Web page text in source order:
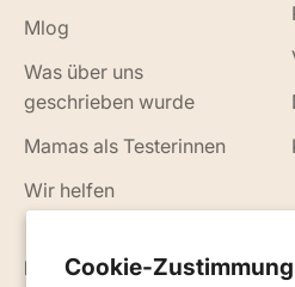
Cookie-Zustimmung
Mlog
Was über uns
geschrieben wurde
Mamas als Testerinnen
Wir helfen
Neuigkeiten, Ratschläge und